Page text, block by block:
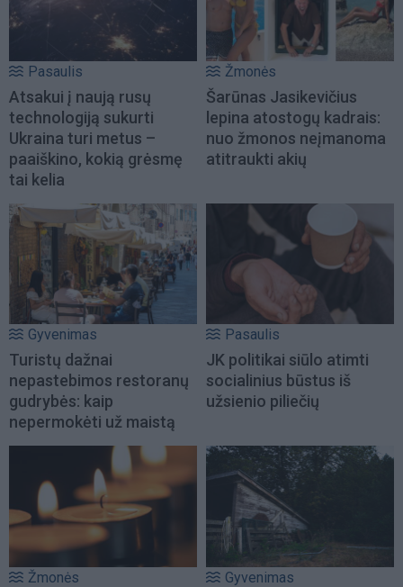
Pasaulis
Atsakui į naują rusų
technologiją sukurti
Ukraina turi metus –
paaiškino, kokią grėsmę
tai kelia
Žmonės
Šarūnas Jasikevičius
lepina atostogų kadrais:
nuo žmonos neįmanoma
atitraukti akių
Gyvenimas
Turistų dažnai
nepastebimos restoranų
gudrybės: kaip
nepermokėti už maistą
Pasaulis
JK politikai siūlo atimti
socialinius būstus iš
užsienio piliečių
Žmonės Gyvenimas